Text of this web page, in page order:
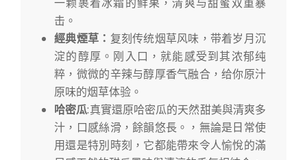
击。
經典煙草： 复刻传统烟草风味，带着岁月沉
淀的醇厚。刚入口，就能感受到其浓郁纯
粹，微微的辛辣与醇厚香气融合，给你原汁
原味的烟草体验。
哈密瓜:真實還原哈密瓜的天然甜美與清爽多
汁，口感絲滑，餘韻悠長。，無論是日常使
用還是特別時刻，它都能帶來令人愉悅的滿